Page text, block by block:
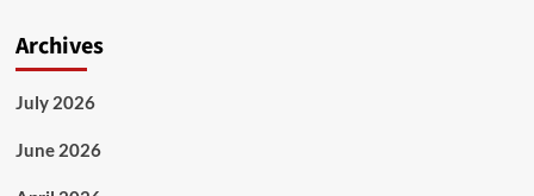
Archives
July 2026
June 2026